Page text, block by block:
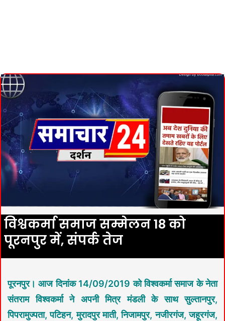
विश्वकर्मा समाज सम्मेलन 18 को
पूरनपुर में, संपर्क तेज
पूरनपुर। आज दिनांक 14/09/2019 को विश्वकर्मा समाज के नेता
संतराम विश्वकर्मा ने अपनीमित्र मंडली के साथ सुल्तानपुर,
पिपरामुज्पता, पटिहन, मुरादपुर माती, निजामपुर, नजीरगंज, जहूरगंज,